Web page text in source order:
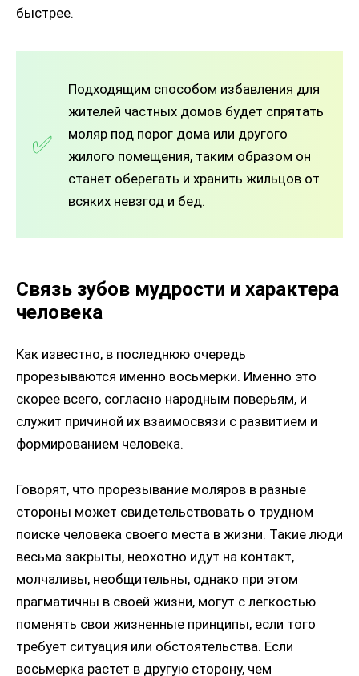
быстрее.
Подходящим способом избавления для
жителей частных домов будет спрятать
моляр под порог дома или другого
жилого помещения, таким образом он
станет оберегать и хранить жильцов от
всяких невзгод и бед.
Связь зубов мудрости и характера
человека
Как известно, в последнюю очередь
прорезываются именно восьмерки. Именно это
скорее всего, согласно народным поверьям, и
служит причиной их взаимосвязи с развитием и
формированием человека.
Говорят, что прорезывание моляров в разные
стороны может свидетельствовать о трудном
поиске человека своего места в жизни. Такие люди
весьма закрыты, неохотно идут на контакт,
молчаливы, необщительны, однако при этом
прагматичны в своей жизни, могут с легкостью
поменять свои жизненные принципы, если того
требует ситуация или обстоятельства. Если
восьмерка растет в другую сторону, чем